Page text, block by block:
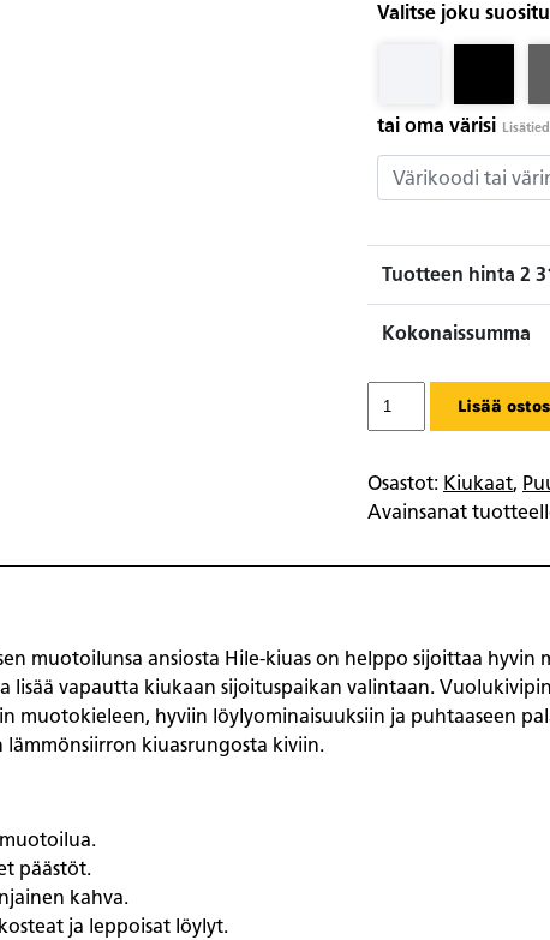
Valitse joku
tai oma värisi
Tuotteen hinta 2
Kokonaissumma
Tulikivi
Nobile
määrä
Lisää
Osastot: Kiukaat,
Avainsanat
muotoilunsa ansiosta Hile-kiuas on helppo sijoittaa hyvin
lisää vapautta kiukaan sijoituspaikan valintaan.
muotokieleen, hyviin löylyominaisuuksiin ja puhtaaseen
kiuasrungosta kiviin.
päästöt.
kahva.
ja leppoisat löylyt.